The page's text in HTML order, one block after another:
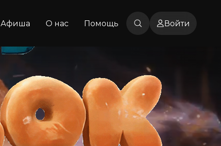
Афиша О нас Помощь Войти